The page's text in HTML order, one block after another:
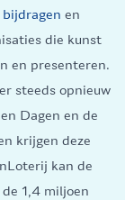
bijdragen en
die kunst
en presenteren.
steeds opnieuw
Dagen en de
krijgen deze
kan de
1,4 miljoen